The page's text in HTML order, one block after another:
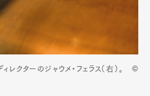
ィレクターのジャウメ・フェラス（右）。 ©